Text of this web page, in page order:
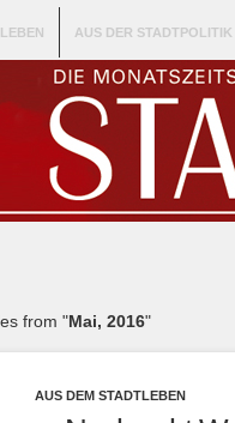
AUS DER STADTPOLITIK
from "Mai, 2016"
AUS DEM STADTLEBEN